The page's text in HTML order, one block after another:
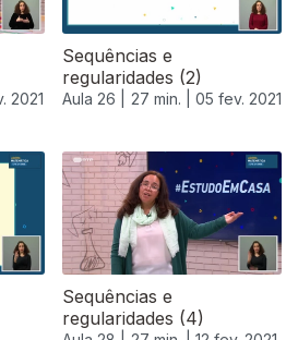
2021
Sequências e
regularidades (2)
Aula 26 | 27 min. | 05 fev. 2021
Sequências e
regularidades (4)